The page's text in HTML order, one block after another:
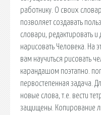
работнику. О своих
позволяет создавать
словари, редактировать
нарисовать Человека. На
вам научиться рисовать
карандашом поэтапно.
первостепенная задача.
новые слова, т.е. вести
защищены. Копирование